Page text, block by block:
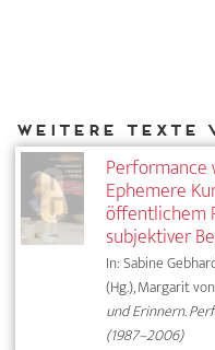
Performance
Ephemere
öffentlichem
subjektiver
In: Sabine
(Hg.), Margarit
und Erinnern.
(1987–2006)